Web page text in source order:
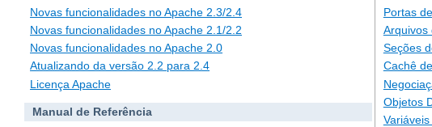
Novas funcionalidades no Apache 2.3/2.4
Novas funcionalidades no Apache 2.1/2.2
Novas funcionalidades no Apache 2.0
Atualizando da versão 2.2 para 2.4
Licença Apache
Manual de Referência
Portas
Arquivos
Seções
Cachê
Objetos